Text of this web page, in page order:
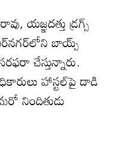
బాయ్స్‌
చేస్తున్నారు.
హాస్టల్‌పై దాడి